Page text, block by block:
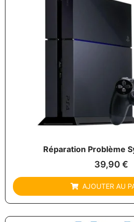
Réparation Problème
39,90 €
AJOUTER AU